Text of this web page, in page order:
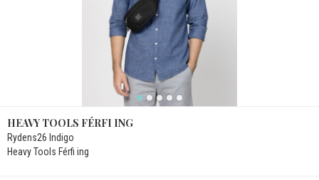
HEAVY TOOLS FÉRFI ING
Rydens26 Indigo
Heavy Tools Férfi ing